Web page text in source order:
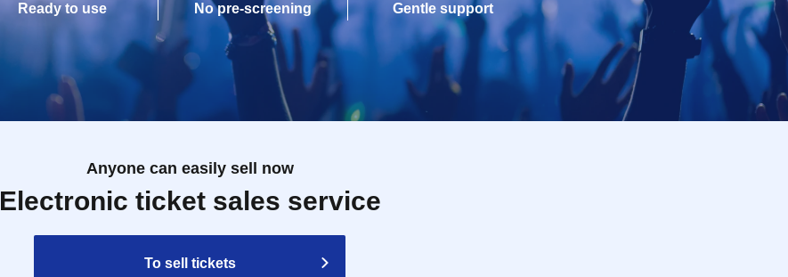
Ready to use
No pre-screening
Gentle support
Anyone can easily sell now
Electronic ticket sales service
To sell tickets